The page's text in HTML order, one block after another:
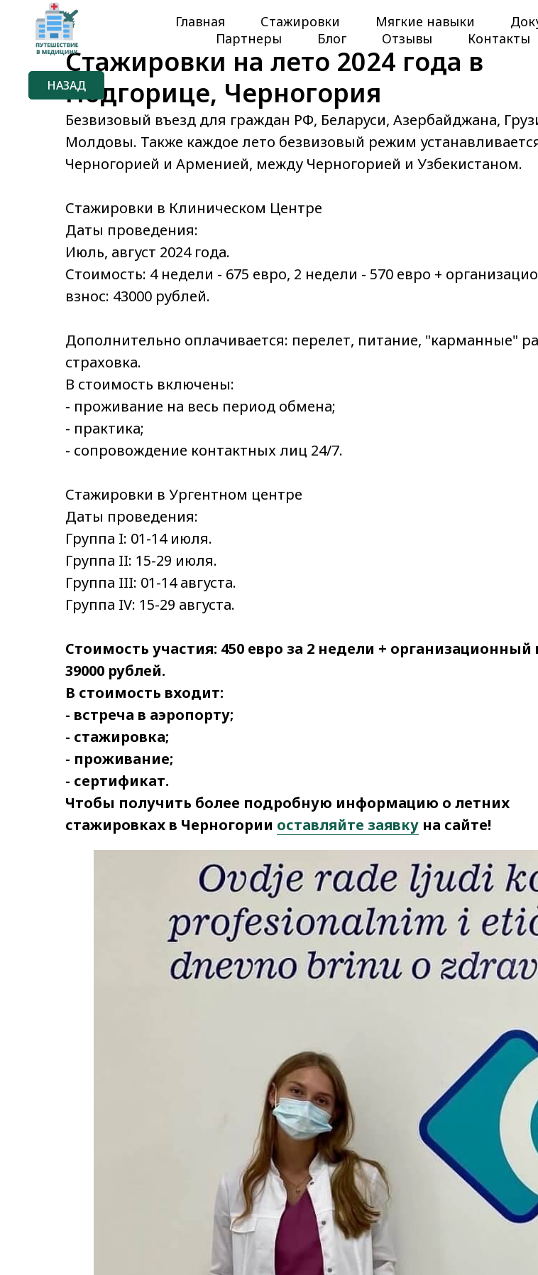
Главная Стажировки Мягкие навыки
Партнеры
Блог Отзывы Контакты
НАЗАД
Стажировки на лето 2024 года в
Подгорице, Черногория
Безвизовый въезд для граждан РФ, Беларуси, Азербайджана,
Молдовы. Также каждое лето безвизовый режим
Черногорией и Арменией, между Черногорией и Узбекистаном.
Стажировки в Клиническом Центре
Даты проведения:
Июль, август 2024 года.
Стоимость: 4 недели - 675 евро, 2 недели - 570 евро +
взнос: 43000 рублей.
Дополнительно оплачивается: перелет, питание, "карманные"
страховка.
В стоимость включены:
- проживание на весь период обмена;
- практика;
- сопровождение контактных лиц 24/7.
Стажировки в Ургентном центре
Даты проведения:
Группа I: 01-14 июля.
Группа II: 15-29 июля.
Группа III: 01-14 августа.
Группа IV: 15-29 августа.
Стоимость участия: 450 евро за 2 недели + организационный
39000 рублей.
В стоимость входит:
- встреча в аэропорту;
- стажировка;
- проживание;
- сертификат.
Чтобы получить более подробную информацию о летних
стажировках в Черногории оставляйте заявку на сайте!